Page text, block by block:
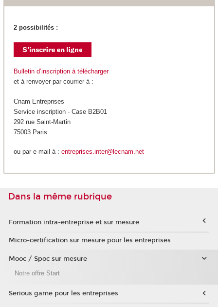
2 possibilités :
Bulletin d’inscription à télécharger
et à renvoyer par courrier à :
Cnam Entreprises
Service inscription - Case B2B01
292 rue Saint-Martin
75003 Paris
ou par e-mail à : entreprises.inter@lecnam.net
Dans la même rubrique
Formation intra-entreprise et sur mesure
Micro-certification sur mesure pour les entreprises
Mooc / Spoc sur mesure
Notre offre Start
Serious game pour les entreprises